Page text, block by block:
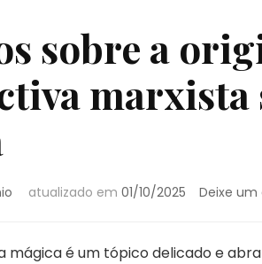
sobre a
marxista
atualizado em 01/10/2025 Deixe
mágica é um tópico delicado e